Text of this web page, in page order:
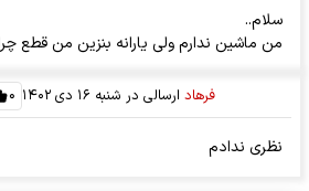
سلام..
من ماشین ندارم ولی یارانه بنزین من قطع
فرهاد ارسالی در شنبه ۱۶ دی ۱۴۰۲ ۰
نظری ندادم